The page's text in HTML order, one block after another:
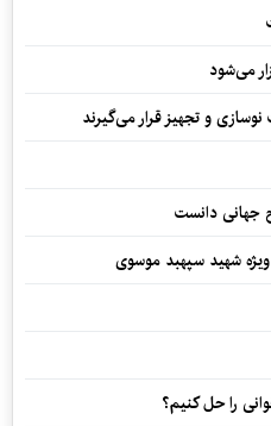
می‌شود
و تجهیز قرار می‌گیرند
جهانی دانست
شهید سپهبد موسوی
را حل کنیم؟